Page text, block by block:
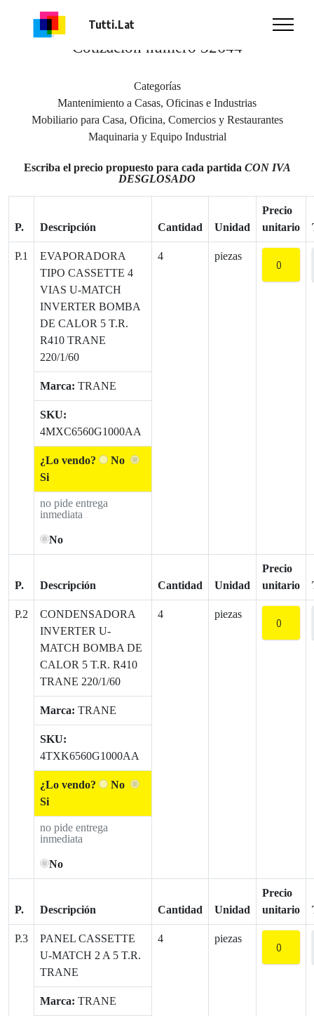
Tutti.Lat
Cotización número 32644
Categorías
Mantenimiento a Casas, Oficinas e Industrias
Mobiliario para Casa, Oficina, Comercios y Restaurantes
Maquinaria y Equipo Industrial
Escriba el precio propuesto para cada partida CON IVA
DESGLOSADO
P. Descripción Cantidad Unidad
Precio
unitario
P.1
EVAPORADORA
TIPO CASSETTE 4
VIAS U-MATCH
INVERTER BOMBA
DE CALOR 5 T.R.
R410 TRANE
220/1/60
4 piezas
Marca: TRANE
SKU:
4MXC6560G1000AA
¿Lo vendo?
No
Si
no pide entrega
inmediata
No
P. Descripción Cantidad Unidad
Precio
unitario
P.2
CONDENSADORA
INVERTER U-
MATCH BOMBA DE
CALOR 5 T.R. R410
TRANE 220/1/60
4 piezas
Marca: TRANE
SKU:
4TXK6560G1000AA
¿Lo vendo?
No
Si
no pide entrega
inmediata
No
P. Descripción Cantidad Unidad
Precio
unitario
P.3
PANEL CASSETTE
U-MATCH 2 A 5 T.R.
TRANE
4 piezas
Marca: TRANE